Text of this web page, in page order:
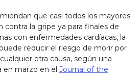
que casi todos los mayores
contra la gripe ya para finales de
con enfermedades cardíacas, la
reducir el riesgo de morir por
otra causa, según una
en marzo en el Journal of the